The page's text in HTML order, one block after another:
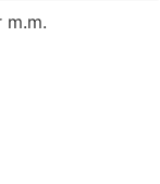
m.m.